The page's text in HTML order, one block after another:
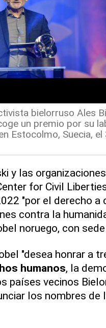
bielorruso Ales
un premio por su
Estocolmo, Suecia,
y las
for Civil
"por el derecho a
contra la
noruego, con
"desea honrar a
humanos, la
países vecinos
los nombres de